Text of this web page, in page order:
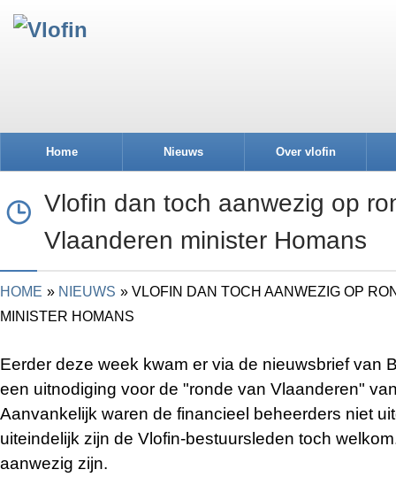
Home Nieuws Over vlofin
Vlofin dan toch aanwezig op
Vlaanderen minister Homans
HOME NIEUWS
VLOFIN DAN TOCH AANWEZIG OP
MINISTER HOMANS
Eerder deze week kwam er via de nieuwsbrief van
een uitnodiging voor de "ronde van Vlaanderen"
Aanvankelijk waren de financieel beheerders niet
uiteindelijk zijn de Vlofin-bestuursleden toch
aanwezig zijn.